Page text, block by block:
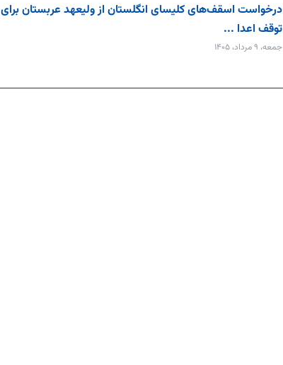
درخواست اسقف‌های کلیسای انگلستان از ولیعهد عربستان برای
توقف اعدا ...
جمعه، ۹ مرداد، ۱۴۰۵